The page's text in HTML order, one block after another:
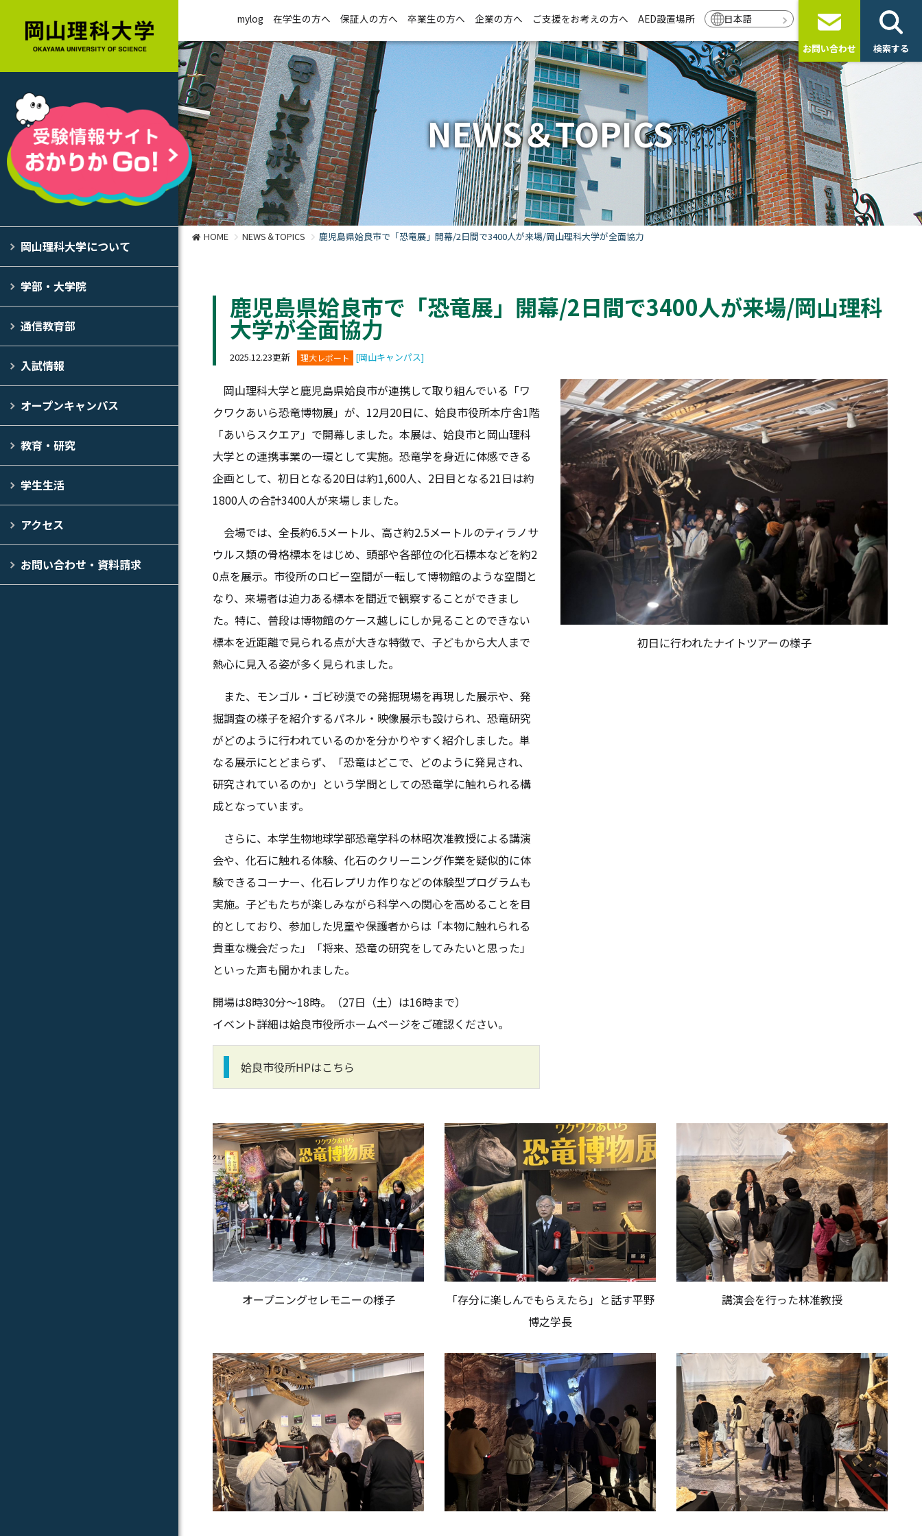
岡山理科大学について
学部・大学院
通信教育部
入試情報
オープンキャンパス
教育・研究
学生生活
アクセス
お問い合わせ・資料請求
mylog 在学生の方へ 保証人の方へ 卒業生の方へ 企業の方へ ご支援をお考えの方へ AED設置場所 日本語
お問い合わせ 検索する
NEWS＆TOPICS
HOME NEWS＆TOPICS 鹿児島県姶良市で「恐竜展」開幕/2日間で3400人が来場/岡山理科大学が全面協力
鹿児島県姶良市で「恐竜展」開幕/2日間で3400人が来場/岡山理科
大学が全面協力
2025.12.23更新 理大レポート [岡山キャンパス]
初日に行われたナイトツアーの様子
岡山理科大学と鹿児島県姶良市が連携して取り組んでいる「ワ
クワクあいら恐竜博物展」が、12月20日に、姶良市役所本庁舎1階
「あいらスクエア」で開幕しました。 本展は、姶良市と岡山理科
大学との連携事業の一環として実施。恐竜学を身近に体感できる
企画として、初日となる20日は約1,600人、 2日目 となる21日は約
1800人の合計3400人が来場しました。
会場では、全長約6.5メートル、高さ約2.5メートルのティラノサ
ウルス類の骨格標本をはじめ、頭部や各部位の化石標本などを約2
0点を展示。市役所のロビー空間が一転して博物館のような空間と
なり、来場者は迫力ある標本を間近で観察することができまし
た。特に、普段は博物館のケース越しにしか見ることのできない
標本を近距離で見られる点が大きな特徴で、子どもから大人まで
熱心に見入る姿が多く見られました。
また、モンゴル・ゴビ砂漠での発掘現場を再現した展示や、発
掘調査の様子を紹介するパネル・映像展示も設けられ、恐竜研究
がどのように行われているのかを分かりやすく紹介しました。単
なる展示にとどまらず、「恐竜はどこで、どのように発見され、
研究されているのか」という学問としての恐竜学に触れられる構
成となっています。
さらに、本学生物地球学部恐竜学科の林昭次准教授による講演
会や、化石に触れる体験、化石のクリーニング作業を疑似的に体
験できるコーナー、化石レプリカ作りなどの体験型プログラムも
実施。子どもたちが楽しみながら科学への関心を高めることを目
的としており、参加した児童や保護者からは「本物に触れられる
貴重な機会だった」「将来、恐竜の研究をしてみたいと思った」
といった声も聞かれました。
開場は8時30分～18時。（27日 （土）は16時まで）
イベント詳細は姶良市役所ホームページをご確認ください。
姶良市役所HPはこちら
オープニングセレモニーの様子
「存分に楽しんでもらえたら」と話す平野
博之学長
講演会を行った林准教授